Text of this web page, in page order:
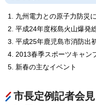
九州電力との原子力防災
平成24年度桜島火山爆発
平成25年鹿児島市消防出
2013春季スポーツキャン
新春の主なイベント
市長定例記者会